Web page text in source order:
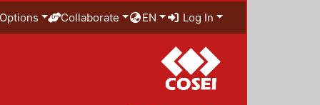
Options Collaborate EN Log In